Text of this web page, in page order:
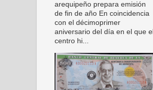
arequipeño prepara emisión
de fin de año En coincidencia
con el décimoprimer
aniversario del día en el que el
centro hi...